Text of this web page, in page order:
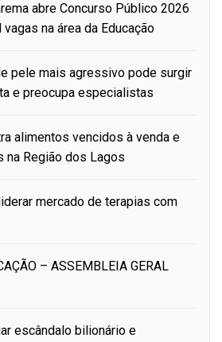
abre Concurso Público 2026
na área da Educação
pele mais agressivo pode surgir
e preocupa especialistas
alimentos vencidos à venda e
na Região dos Lagos
mercado de terapias com
– ASSEMBLEIA GERAL
escândalo bilionário e